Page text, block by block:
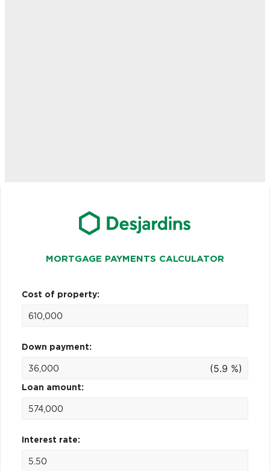
MORTGAGE PAYMENTS CALCULATOR
Cost of property:
Down payment:
(5.9 %)
Loan amount:
Interest rate: